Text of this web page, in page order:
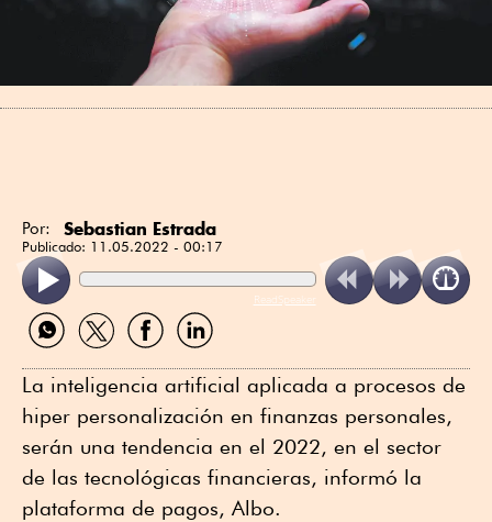
Por: Sebastian Estrada
Publicado: 11.05.2022 - 00:17
ReadSpeaker
Compartir
por
Compartir
por
Compartir
por
Compartir
por
La inteligencia artificial aplicada a procesos de
hiper personalización en finanzas personales,
serán una tendencia en el 2022, en el sector
de las tecnológicas financieras, informó la
plataforma de pagos, Albo.